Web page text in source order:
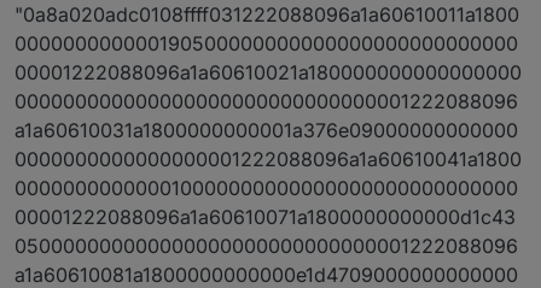
"0a8a020adc0108ffff031222088096a1a60610011a1800
000000000000190500000000000000000000000000
00001222088096a1a60610021a180000000000000000
000000000000000000000000000000001222088096
a1a60610031a1800000000001a376e09000000000000
0000000000000000001222088096a1a60610041a1800
000000000000010000000000000000000000000000
00001222088096a1a60610071a1800000000000d1c43
050000000000000000000000000000001222088096
a1a60610081a1800000000000e1d4709000000000000